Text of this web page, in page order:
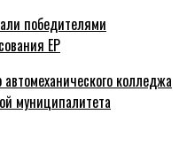
победителями
ЕР
колледжа
муниципалитета